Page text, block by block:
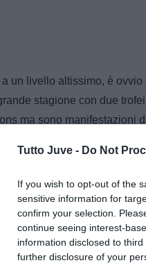
Tutto Juve - Do Not
If you wish to opt-out of the
sensitive information for
confirm your selection.
continue seeing interest-
information disclosed to
further disclosure of your
un livello altissimo, è
stagione con due
ma sono manifestazioni
interessante, già nel giro
può ancora crescere. In